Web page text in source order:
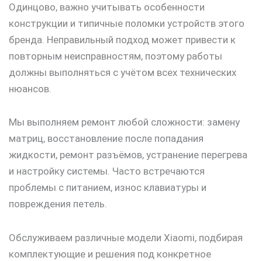
Одинцово, важно учитывать особенности
конструкции и типичные поломки устройств этого
бренда. Неправильный подход может привести к
повторным неисправностям, поэтому работы
должны выполняться с учётом всех технических
нюансов.
Мы выполняем ремонт любой сложности: замену
матриц, восстановление после попадания
жидкости, ремонт разъёмов, устранение перегрева
и настройку системы. Часто встречаются
проблемы с питанием, износ клавиатуры и
повреждения петель.
Обслуживаем различные модели Xiaomi, подбирая
комплектующие и решения под конкретное